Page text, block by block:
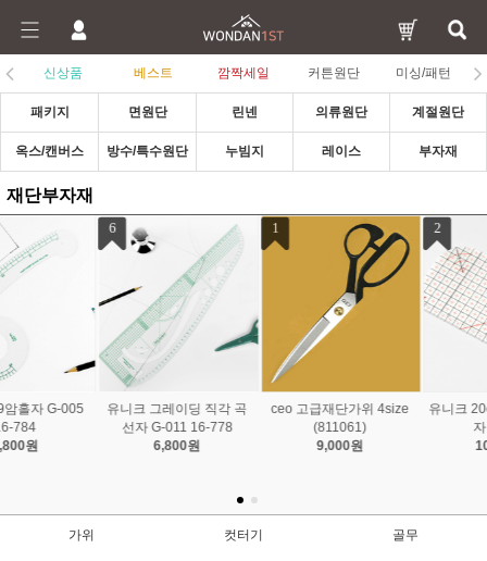
신상품 베스트 깜짝세일 커튼원단 미싱/패턴
패키지 면원단 린넨 의류원단 계절원단
옥스/캔버스 방수/특수원단 누빔지 레이스 부자재
재단부자재
ceo 고급재단가위 4size
유니크 20cm 아이론 시접
자 16-769
띠줄자 컬러 끈줄자 컬러
랜덤 2235549
가위 컷터기 골무